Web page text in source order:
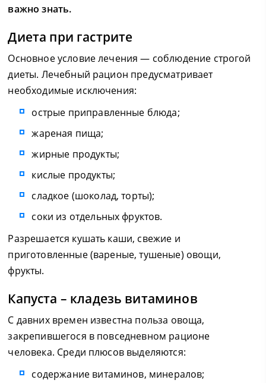
важно знать.
Диета при гастрите
Основное условие лечения — соблюдение строгой
диеты. Лечебный рацион предусматривает
необходимые исключения:
острые приправленные блюда;
жареная пища;
жирные продукты;
кислые продукты;
сладкое (шоколад, торты);
соки из отдельных фруктов.
Разрешается кушать каши, свежие и
приготовленные (вареные, тушеные) овощи,
фрукты.
Капуста – кладезь витаминов
С давних времен известна польза овоща,
закрепившегося в повседневном рационе
человека. Среди плюсов выделяются:
содержание витаминов, минералов;